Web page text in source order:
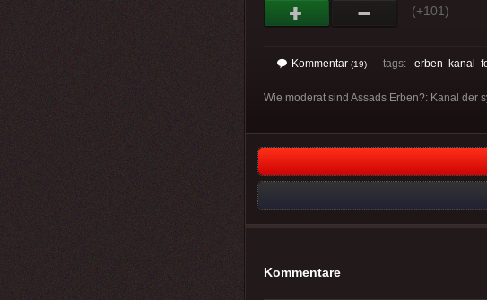
(+101)
Kommentar (19) tags: erben kanal
Wie moderat sind Assads Erben?: Kanal der
Kommentare